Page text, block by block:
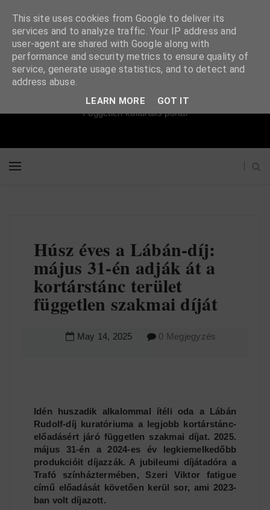
Súgópéldány
Független kulturális portál
Húsz éves a Lábán-díj:
május 31-én adják át a
kortárstánc terület
független szakmai díját
May 14, 2025 0 Megjegyzés
Idén huszadik alkalommal ítéli oda a Lábán
Rudolf-díj kuratóriuma a legjobb kortárstánc-
előadásért járó független szakmai díjat. 2025.
május 31-én a 2024-es év legkiemelkedőbb
produkcióit díjazzák. A jubileumi díjátadóra a
Trafó színháztermében, Szeri Viktor fatigue
című előadását követően kerül sor, ami 2023-
ban volt díjazott.
This site uses cookies from Google to deliver its
services and to analyze traffic. Your IP address and
user-agent are shared with Google along with
performance and security metrics to ensure quality of
service, generate usage statistics, and to detect and
address abuse.
LEARN MORE GOT IT